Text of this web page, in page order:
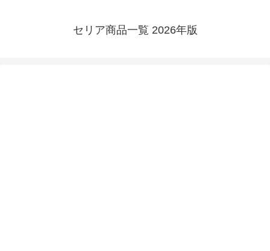
セリア商品一覧 2026年版